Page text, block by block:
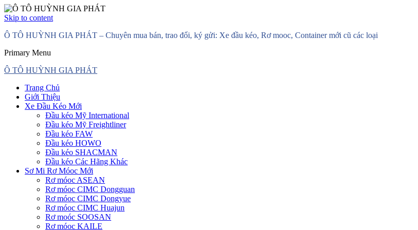
Skip to content
Ô TÔ HUỲNH GIA PHÁT – Chuyên mua bán, trao đổi, ký gửi: Xe đầu kéo, Rơ mooc, Container mới cũ các loại
Primary Menu
Ô TÔ HUỲNH GIA PHÁT
Trang Chủ
Giới Thiệu
Xe Đầu Kéo Mới
Đầu kéo Mỹ International
Đầu kéo Mỹ Freightliner
Đầu kéo FAW
Đầu kéo HOWO
Đầu kéo SHACMAN
Đầu kéo Các Hãng Khác
Sơ Mi Rơ Móoc Mới
Rơ móoc ASEAN
Rơ móoc CIMC Dongguan
Rơ móoc CIMC Dongyue
Rơ móoc CIMC Huajun
Rơ moóc SOOSAN
Rơ móoc KAILE